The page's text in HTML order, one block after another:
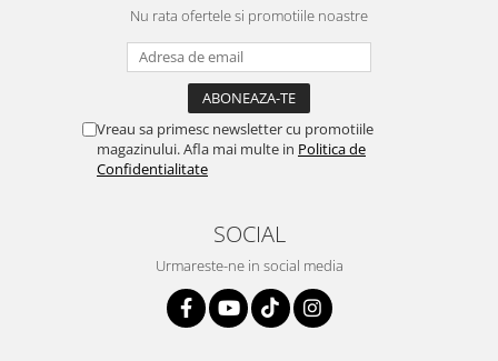
și pentru vi...
Nu rata ofertele si promotiile noastre
Vreau sa primesc newsletter cu promotiile
magazinului. Afla mai multe in Politica de
Confidentialitate
SOCIAL
Urmareste-ne in social media